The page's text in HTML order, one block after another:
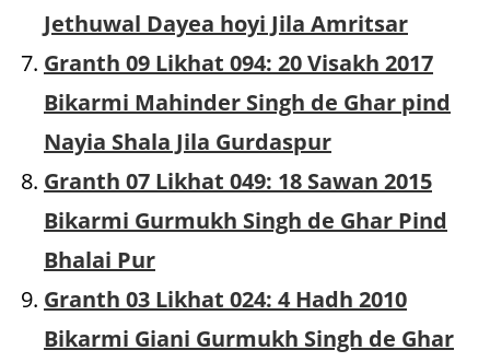
Jethuwal Dayea hoyi Jila Amritsar
Granth 09 Likhat 094: 20 Visakh 2017
Bikarmi Mahinder Singh de Ghar pind
Nayia Shala Jila Gurdaspur
Granth 07 Likhat 049: 18 Sawan 2015
Bikarmi Gurmukh Singh de Ghar Pind
Bhalai Pur
Granth 03 Likhat 024: 4 Hadh 2010
Bikarmi Giani Gurmukh Singh de Ghar